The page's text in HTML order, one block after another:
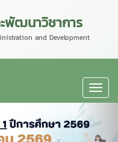
พัฒนาวิชาการ
and Development